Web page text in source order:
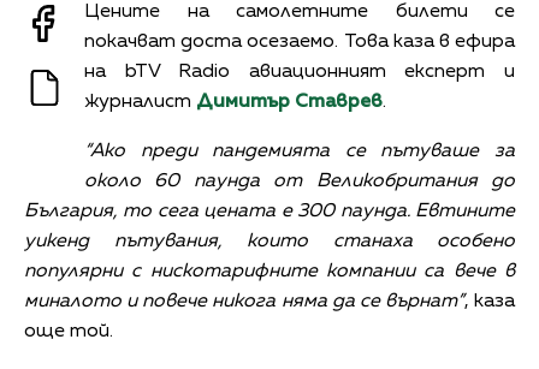
Цените на самолетните билети се
покачват доста осезаемо. Това каза в ефира
на bTV Radio авиационният експерт и
журналист Димитър Ставрев.
“Ако преди пандемията се пътуваше за
около 60 паунда от Великобритания до
България, то сега цената е 300 паунда. Евтините
уикенд пътувания, които станаха особено
популярни с нискотарифните компании са вече в
миналото и повече никога няма да се върнат”, каза
още той.